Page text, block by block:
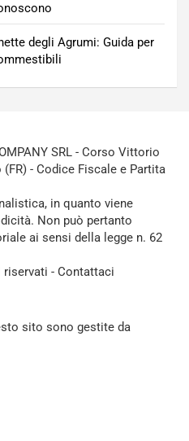
degli Agrumi: Guida per
SRL - Corso Vittorio
(FR) - Codice Fiscale e Partita
in quanto viene
Non può pertanto
ai sensi della legge n. 62
- Contattaci
sito sono gestite da